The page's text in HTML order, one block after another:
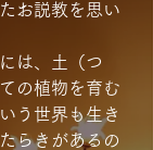
お説教を思い
は、土（つ
の植物を育む
う世界も生き
らきがあるの